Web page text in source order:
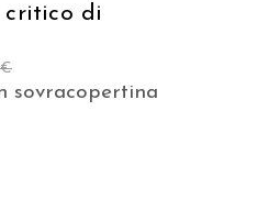
critico di
€
sovracopertina